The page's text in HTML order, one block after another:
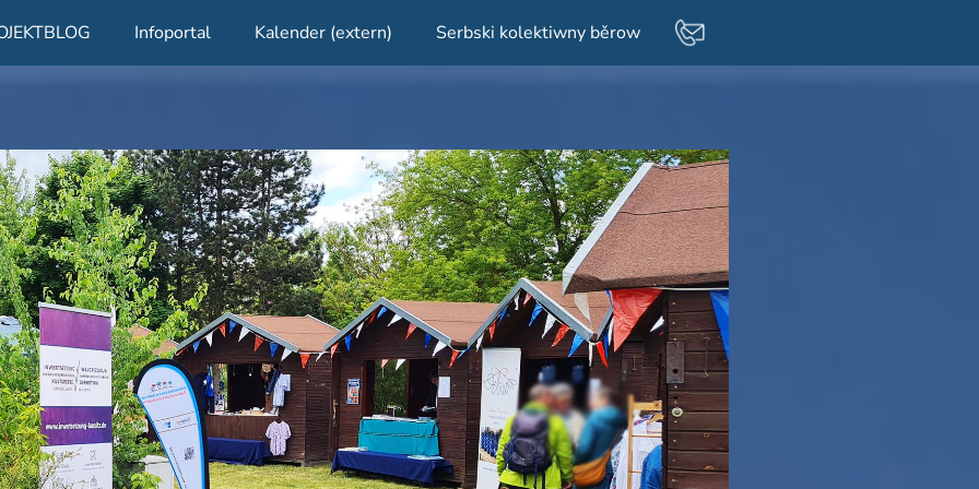
Infoportal Kalender (extern) Serbski kolektiwny běrow